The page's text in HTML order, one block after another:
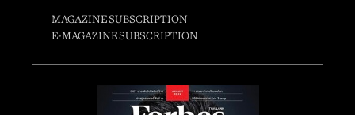
MAGAZINE SUBSCRIPTION
E-MAGAZINE SUBSCRIPTION